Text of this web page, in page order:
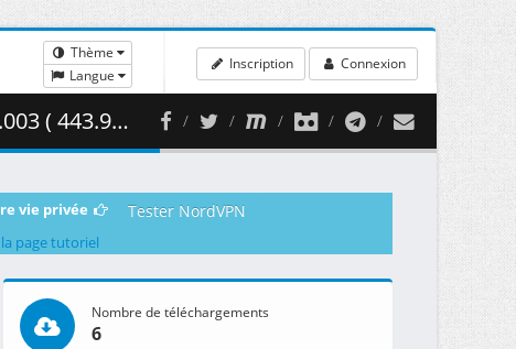
Thème
Langue
Inscription Connexion
MB )
vie privée Tester NordVPN
page tutoriel
Nombre de téléchargements
6